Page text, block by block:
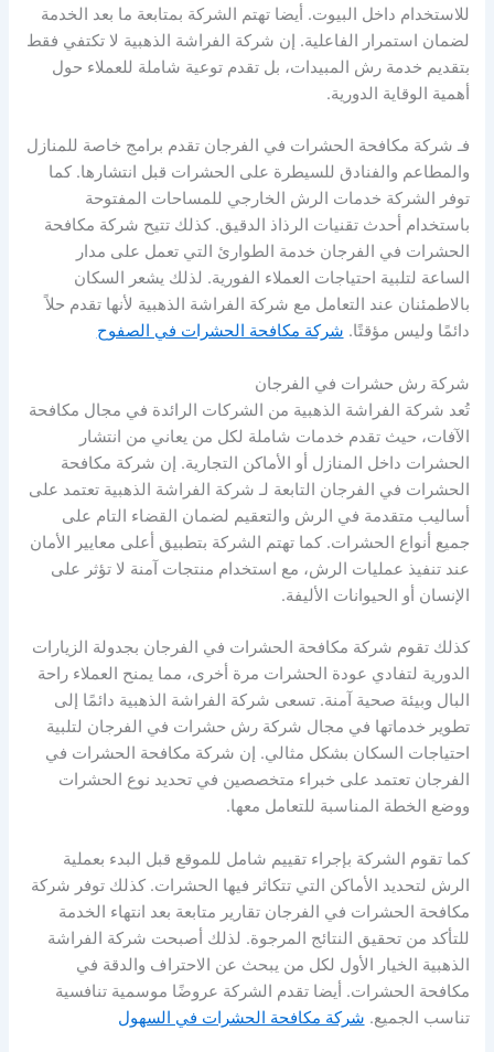
للاستخدام داخل البيوت. أيضا تهتم الشركة بمتابعة ما بعد الخدمة
لضمان استمرار الفاعلية. إن شركة الفراشة الذهبية لا تكتفي فقط
بتقديم خدمة رش المبيدات، بل تقدم توعية شاملة للعملاء حول
أهمية الوقاية الدورية.
فـ شركة مكافحة الحشرات في الفرجان تقدم برامج خاصة للمنازل
والمطاعم والفنادق للسيطرة على الحشرات قبل انتشارها. كما
توفر الشركة خدمات الرش الخارجي للمساحات المفتوحة
باستخدام أحدث تقنيات الرذاذ الدقيق. كذلك تتيح شركة مكافحة
الحشرات في الفرجان خدمة الطوارئ التي تعمل على مدار
الساعة لتلبية احتياجات العملاء الفورية. لذلك يشعر السكان
بالاطمئنان عند التعامل مع شركة الفراشة الذهبية لأنها تقدم حلاً
دائمًا وليس مؤقتًا. شركة مكافحة الحشرات في الصفوح
شركة رش حشرات في الفرجان
تُعد شركة الفراشة الذهبية من الشركات الرائدة في مجال مكافحة
الآفات، حيث تقدم خدمات شاملة لكل من يعاني من انتشار
الحشرات داخل المنازل أو الأماكن التجارية. إن شركة مكافحة
الحشرات في الفرجان التابعة لـ شركة الفراشة الذهبية تعتمد على
أساليب متقدمة في الرش والتعقيم لضمان القضاء التام على
جميع أنواع الحشرات. كما تهتم الشركة بتطبيق أعلى معايير الأمان
عند تنفيذ عمليات الرش، مع استخدام منتجات آمنة لا تؤثر على
الإنسان أو الحيوانات الأليفة.
كذلك تقوم شركة مكافحة الحشرات في الفرجان بجدولة الزيارات
الدورية لتفادي عودة الحشرات مرة أخرى، مما يمنح العملاء راحة
البال وبيئة صحية آمنة. تسعى شركة الفراشة الذهبية دائمًا إلى
تطوير خدماتها في مجال شركة رش حشرات في الفرجان لتلبية
احتياجات السكان بشكل مثالي. إن شركة مكافحة الحشرات في
الفرجان تعتمد على خبراء متخصصين في تحديد نوع الحشرات
ووضع الخطة المناسبة للتعامل معها.
كما تقوم الشركة بإجراء تقييم شامل للموقع قبل البدء بعملية
الرش لتحديد الأماكن التي تتكاثر فيها الحشرات. كذلك توفر شركة
مكافحة الحشرات في الفرجان تقارير متابعة بعد انتهاء الخدمة
للتأكد من تحقيق النتائج المرجوة. لذلك أصبحت شركة الفراشة
الذهبية الخيار الأول لكل من يبحث عن الاحتراف والدقة في
مكافحة الحشرات. أيضا تقدم الشركة عروضًا موسمية تنافسية
تناسب الجميع. شركة مكافحة الحشرات في السهول